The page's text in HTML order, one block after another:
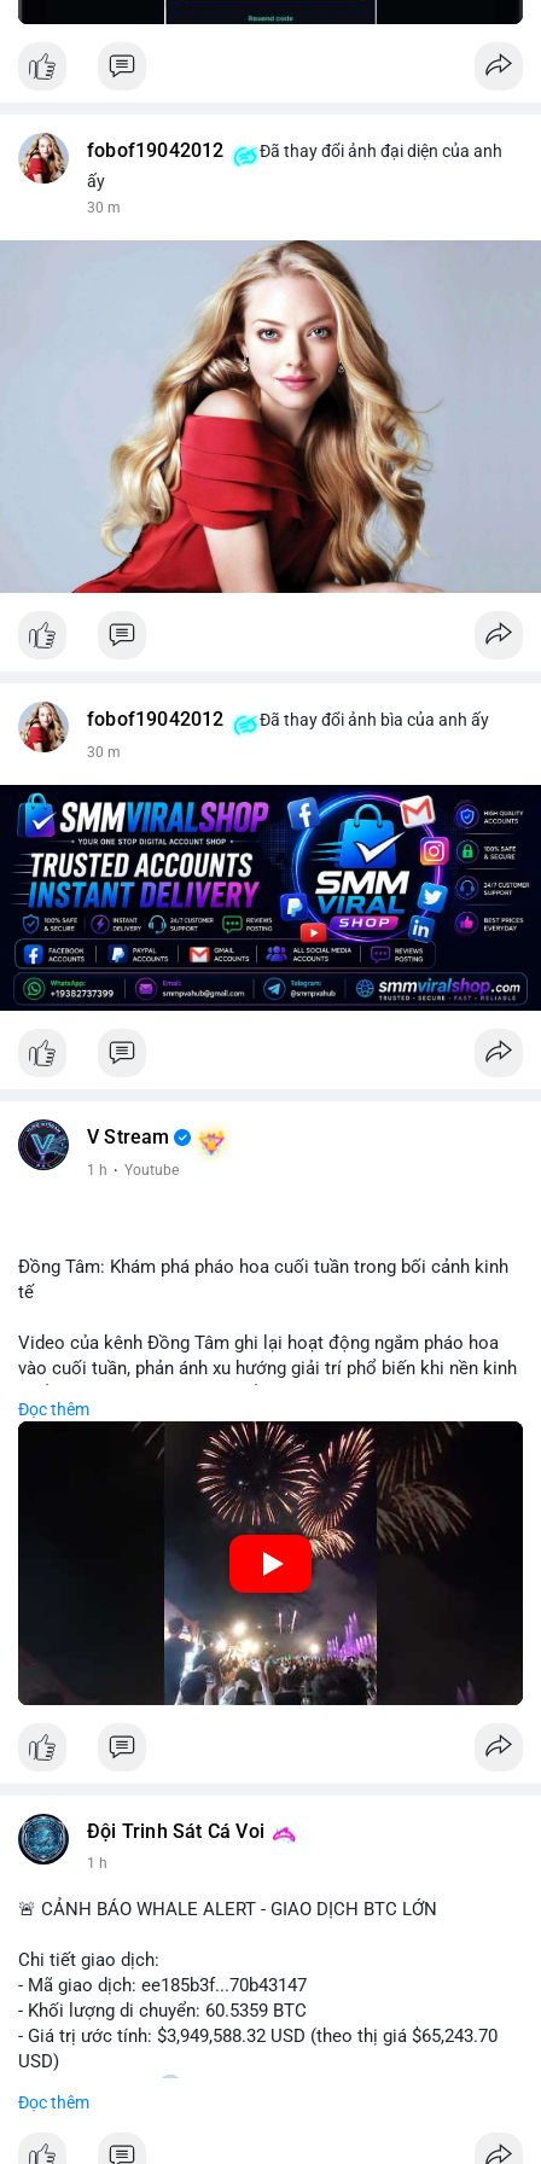
fobof19042012
Đã thay đổi ảnh đại diện của anh
ấy
30 m
fobof19042012 Đã thay đổi ảnh bìa của anh ấy
30 m
V Stream
1 h · Youtube
Đồng Tâm: Khám phá pháo hoa cuối tuần trong bối cảnh kinh
tế
Video của kênh Đồng Tâm ghi lại hoạt động ngắm pháo hoa
vào cuối tuần, phản ánh xu hướng giải trí phổ biến khi nền kinh
trải nghiệm hơn là đầu tư vào tài sản vật chất. Trong bối cảnh
lãi suất ổn định và thị trường crypto ổn định, hoạt động giải trí
như vậy thường tăng trưởng khi người dân có khả năng chi
tiêu. Tuy nhiên, sự ưu tiên giải trí có thể ảnh hưởng đến tỷ lệ
tiết kiệm hoặc đầu tư vào crypto nếu người tiêu dùng chuyển
🎥 Xem video trực tiếp tại:
Nguồn: Đồng Tâm
Đọc thêm
Đội Trinh Sát Cá Voi
1 h
🚨 CẢNH BÁO WHALE ALERT - GIAO DỊCH BTC LỚN
Chi tiết giao dịch:
- Mã giao dịch: ee185b3f...70b43147
- Khối lượng di chuyển: 60.5359 BTC
- Giá trị ước tính: $3,949,588.32 USD (theo thị giá $65,243.70
USD)
- Thời gian: 15:20
Nhận định phân tích:
Đọc thêm